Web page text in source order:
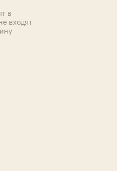
в
входят